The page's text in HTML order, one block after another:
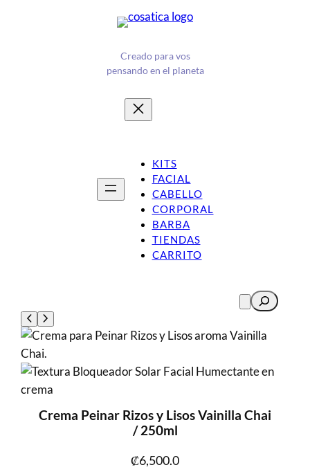
Creado para vos
pensando en el planeta
KITS
FACIAL
CABELLO
CORPORAL
BARBA
TIENDAS
CARRITO
Buscar
Crema Peinar Rizos y Lisos Vainilla Chai
/ 250ml
₡6,500.0
¡Nuevo! Mascarilla ULTRAHUMECTANTE con Manteca de